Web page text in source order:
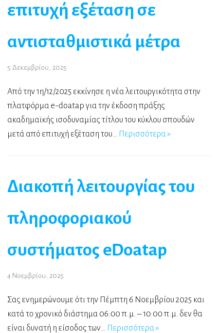
επιτυχή εξέταση σε
αντισταθμιστικά μέτρα
5 Δεκεμβρίου, 2025
Από την 1η/12/2025 εκκίνησε η νέα λειτουργικότητα στην
πλατφόρμα e-doatap για την έκδοση πράξης
ακαδημαϊκής ισοδυναμίας τίτλου 1ου κύκλου σπουδών
μετά από επιτυχή εξέταση του… Περισσότερα »
Διακοπή λειτουργίας του
πληροφοριακού
συστήματος eDoatap
4 Νοεμβρίου, 2025
Σας ενημερώνουμε ότι την Πέμπτη 6 Νοεμβρίου 2025 και
κατά το χρονικό διάστημα 06:00 π.μ. – 10:00 π.μ. δεν θα
είναι δυνατή η είσοδος των… Περισσότερα »